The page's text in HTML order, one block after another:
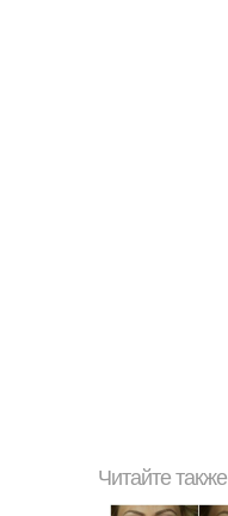
Читайте также